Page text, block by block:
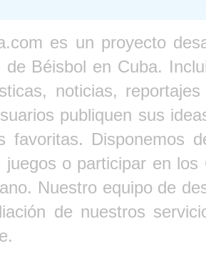
es un proyecto
de Béisbol en Cuba.
noticias,
publiquen sus
favoritas. Disponemos
juegos o participar en
Nuestro equipo de
de nuestros